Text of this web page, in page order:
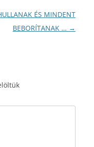
ÉS MINDENT
BEBORÍTANAK … →